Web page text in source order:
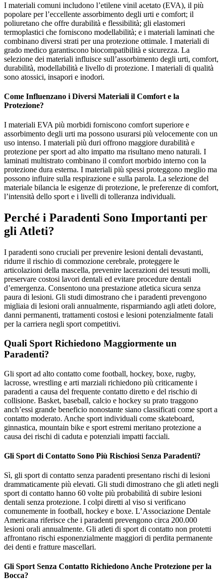
I materiali comuni includono l’etilene vinil acetato (EVA), il più
popolare per l’eccellente assorbimento degli urti e comfort; il
poliuretano che offre durabilità e flessibilità; gli elastomeri
termoplastici che forniscono modellabilità; e i materiali laminati che
combinano diversi strati per una protezione ottimale. I materiali di
grado medico garantiscono biocompatibilità e sicurezza. La
selezione dei materiali influisce sull’assorbimento degli urti, comfort,
durabilità, modellabilità e livello di protezione. I materiali di qualità
sono atossici, insapori e inodori.
Come Influenzano i Diversi Materiali il Comfort e la
Protezione?
I materiali EVA più morbidi forniscono comfort superiore e
assorbimento degli urti ma possono usurarsi più velocemente con un
uso intenso. I materiali più duri offrono maggiore durabilità e
protezione per sport ad alto impatto ma risultano meno naturali. I
laminati multistrato combinano il comfort morbido interno con la
protezione dura esterna. I materiali più spessi proteggono meglio ma
possono influire sulla respirazione e sulla parola. La selezione del
materiale bilancia le esigenze di protezione, le preferenze di comfort,
l’intensità dello sport e i livelli di tolleranza individuali.
Perché i Paradenti Sono Importanti per
gli Atleti?
I paradenti sono cruciali per prevenire lesioni dentali devastanti,
ridurre il rischio di commozione cerebrale, proteggere le
articolazioni della mascella, prevenire lacerazioni dei tessuti molli,
preservare costosi lavori dentali ed evitare procedure dentali
d’emergenza. Consentono una prestazione atletica sicura senza
paura di lesioni. Gli studi dimostrano che i paradenti prevengono
migliaia di lesioni orali annualmente, risparmiando agli atleti dolore,
danni permanenti, trattamenti costosi e lesioni potenzialmente fatali
per la carriera negli sport competitivi.
Quali Sport Richiedono Maggiormente un
Paradenti?
Gli sport ad alto contatto come football, hockey, boxe, rugby,
lacrosse, wrestling e arti marziali richiedono più criticamente i
paradenti a causa del frequente contatto diretto e del rischio di
collisione. Basket, baseball, calcio e hockey su prato traggono
anch’essi grande beneficio nonostante siano classificati come sport a
contatto moderato. Anche sport individuali come skateboard,
ginnastica, mountain bike e sport estremi meritano protezione a
causa dei rischi di caduta e potenziali impatti facciali.
Gli Sport di Contatto Sono Più Rischiosi Senza Paradenti?
Sì, gli sport di contatto senza paradenti presentano rischi di lesioni
drammaticamente più elevati. Gli studi dimostrano che gli atleti negli
sport di contatto hanno 60 volte più probabilità di subire lesioni
dentali senza protezione. I colpi diretti al viso si verificano
comunemente in football, hockey e boxe. L’Associazione Dentale
Americana riferisce che i paradenti prevengono circa 200.000
lesioni orali annualmente. Gli atleti di sport di contatto non protetti
affrontano rischi esponenzialmente maggiori di perdita permanente
dei denti e fratture mascellari.
Gli Sport Senza Contatto Richiedono Anche Protezione per la
Bocca?